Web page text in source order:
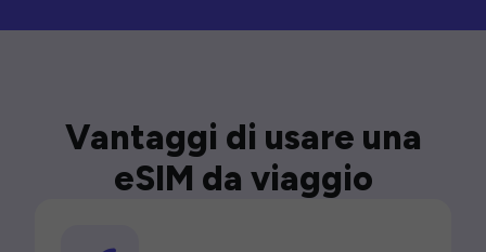
Vantaggi di usare una
eSIM da viaggio